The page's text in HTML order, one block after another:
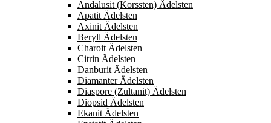
Andalusit (Korssten) Ädelsten
Apatit Ädelsten
Axinit Ädelsten
Beryll Ädelsten
Charoit Ädelsten
Citrin Ädelsten
Danburit Ädelsten
Diamanter Ädelsten
Diaspore (Zultanit) Ädelsten
Diopsid Ädelsten
Ekanit Ädelsten